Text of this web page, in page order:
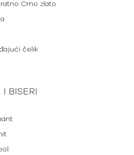
Crno zlato
čelik
BISERI